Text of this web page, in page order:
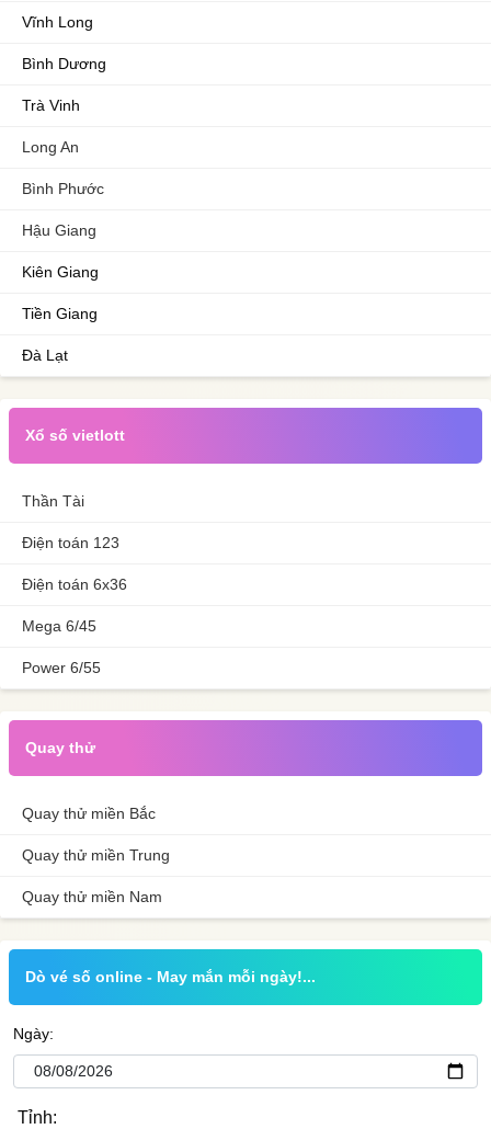
Vĩnh Long
Bình Dương
Trà Vinh
Long An
Bình Phước
Hậu Giang
Kiên Giang
Tiền Giang
Đà Lạt
Xổ số vietlott
Thần Tài
Điện toán 123
Điện toán 6x36
Mega 6/45
Power 6/55
Quay thử
Quay thử miền Bắc
Quay thử miền Trung
Quay thử miền Nam
Dò vé số online - May mắn mỗi ngày!...
Ngày:
Tỉnh: